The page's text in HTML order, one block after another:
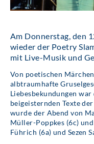
Am Donnerstag, den
wieder der Poetry
mit Live-Musik und
Von poetischen
albtraumhafte
Liebesbekundungen
beigeisternden Texte
wurde der Abend von
Müller-Poppkes (6c)
Führich (6a) und Sezen